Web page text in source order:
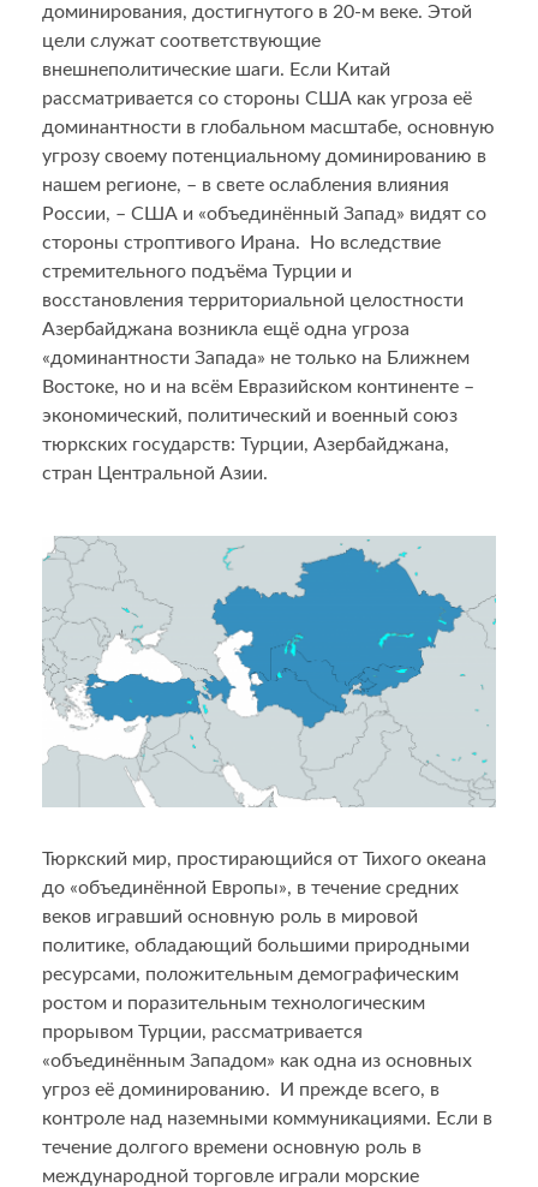
доминирования, достигнутого в 20-м веке. Этой
цели служат соответствующие
внешнеполитические шаги. Если Китай
рассматривается со стороны США как угроза её
доминантности в глобальном масштабе, основную
угрозу своему потенциальному доминированию в
нашем регионе, – в свете ослабления влияния
России, – США и «объединённый Запад» видят со
стороны строптивого Ирана. Но вследствие
стремительного подъёма Турции и
восстановления территориальной целостности
Азербайджана возникла ещё одна угроза
«доминантности Запада» не только на Ближнем
Востоке, но и на всём Евразийском континенте –
экономический, политический и военный союз
тюркских государств: Турции, Азербайджана,
стран Центральной Азии.
Тюркский мир, простирающийся от Тихого океана
до «объединённой Европы», в течение средних
веков игравший основную роль в мировой
политике, обладающий большими природными
ресурсами, положительным демографическим
ростом и поразительным технологическим
прорывом Турции, рассматривается
«объединённым Западом» как одна из основных
угроз её доминированию. И прежде всего, в
контроле над наземными коммуникациями. Если в
течение долгого времени основную роль в
международной торговле играли морские